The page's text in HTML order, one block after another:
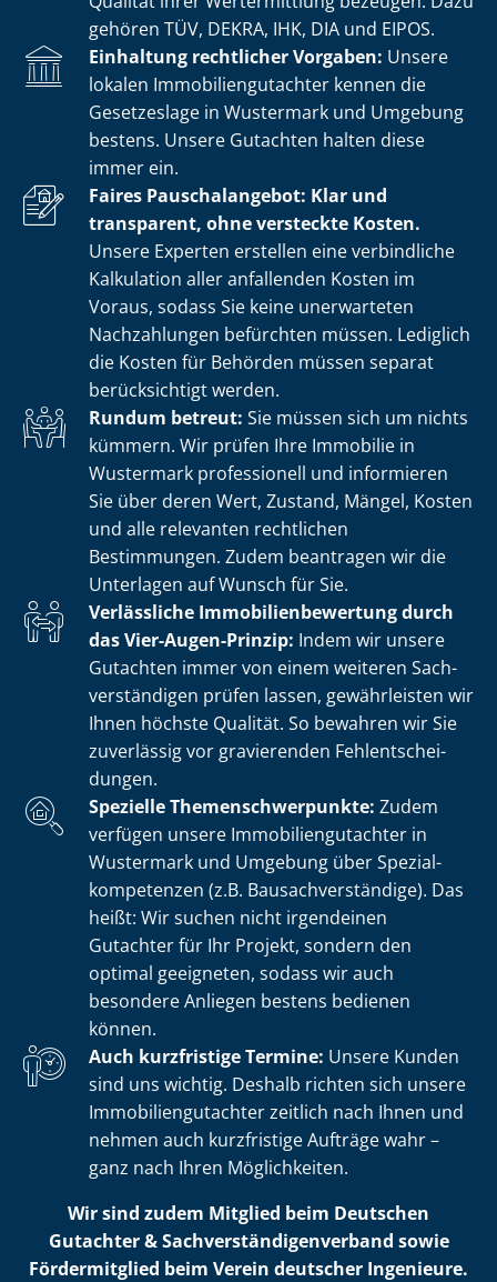
gehören TÜV, DEKRA, IHK, DIA und EIPOS.
Einhaltung rechtlicher Vorgaben: Unsere
lokalen Im­mo­bi­li­en­gut­ach­ter kennen die
Gesetzeslage in Wustermark und Umgebung
bestens. Unsere Gutachten halten diese
immer ein.
Faires Pauschalangebot: Klar und
transparent, ohne versteckte Kosten.
Unsere Experten erstellen eine verbindliche
Kalkulation aller anfallenden Kosten im
Voraus, sodass Sie keine unerwarteten
Nachzahlungen befürchten müssen. Lediglich
die Kosten für Behörden müssen separat
berücksichtigt werden.
Rundum betreut: Sie müssen sich um nichts
kümmern. Wir prüfen Ihre Immobilie in
Wustermark professionell und informieren
Sie über deren Wert, Zustand, Mängel, Kosten
und alle relevanten rechtlichen
Bestimmungen. Zudem beantragen wir die
Unterlagen auf Wunsch für Sie.
Verlässliche Im­mo­bi­li­en­be­wer­tung durch
das Vier-Augen-Prinzip: Indem wir unsere
Gutachten immer von einem weiteren Sach­
ver­stän­di­gen prüfen lassen, gewährleisten wir
Ihnen höchste Qualität. So bewahren wir Sie
zuverlässig vor gravierenden Fehl­ent­schei­
dun­gen.
Spezielle The­men­schwer­punk­te: Zudem
verfügen unsere Im­mo­bi­li­en­gut­ach­ter in
Wustermark und Umgebung über Spe­zi­al­
kom­pe­ten­zen (z.B. Bau­sach­ver­stän­di­ge). Das
heißt: Wir suchen nicht irgendeinen
Gutachter für Ihr Projekt, sondern den
optimal geeigneten, sodass wir auch
besondere Anliegen bestens bedienen
können.
Auch kurzfristige Termine: Unsere Kunden
sind uns wichtig. Deshalb richten sich unsere
Im­mo­bi­li­en­gut­ach­ter zeitlich nach Ihnen und
nehmen auch kurzfristige Aufträge wahr –
ganz nach Ihren Möglichkeiten.
Wir sind zudem Mitglied beim Deutschen
Gutachter & Sach­ver­stän­di­gen­ver­band sowie
Fördermitglied beim Verein deutscher Ingenieure.